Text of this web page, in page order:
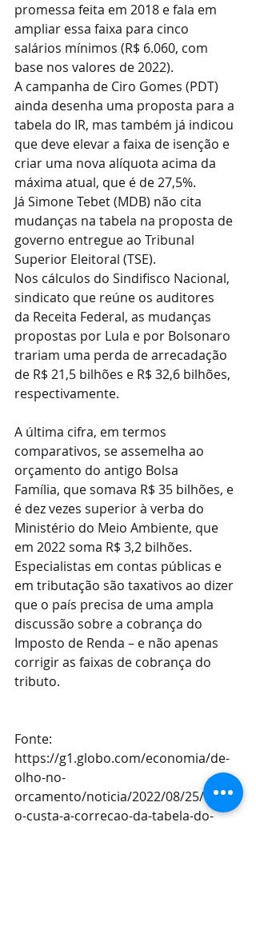
promessa feita em 2018 e fala em
ampliar essa faixa para cinco
salários mínimos (R$ 6.060, com
base nos valores de 2022).
A campanha de Ciro Gomes (PDT)
ainda desenha uma proposta para a
tabela do IR, mas também já indicou
que deve elevar a faixa de isenção e
criar uma nova alíquota acima da
máxima atual, que é de 27,5%.
Já Simone Tebet (MDB) não cita
mudanças na tabela na proposta de
governo entregue ao Tribunal
Superior Eleitoral (TSE).
Nos cálculos do Sindifisco Nacional,
sindicato que reúne os auditores
da Receita Federal, as mudanças
propostas por Lula e por Bolsonaro
trariam uma perda de arrecadação
de R$ 21,5 bilhões e R$ 32,6 bilhões,
respectivamente.
A última cifra, em termos
comparativos, se assemelha ao
orçamento do antigo Bolsa
Família, que somava R$ 35 bilhões, e
é dez vezes superior à verba do
Ministério do Meio Ambiente, que
em 2022 soma R$ 3,2 bilhões.
Especialistas em contas públicas e
em tributação são taxativos ao dizer
que o país precisa de uma ampla
discussão sobre a cobrança do
Imposto de Renda – e não apenas
corrigir as faixas de cobrança do
tributo.
Fonte:
https://g1.globo.com/economia/de-
olho-no-
orcamento/noticia/2022/08/25/quant
o-custa-a-correcao-da-tabela-do-